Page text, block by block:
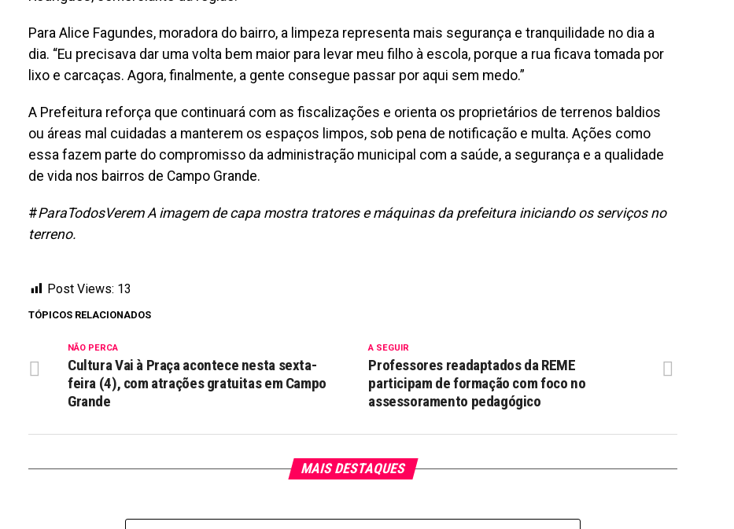
Para Alice Fagundes, moradora do bairro, a limpeza representa mais segurança e tranquilidade no dia a
dia. “Eu precisava dar uma volta bem maior para levar meu filho à escola, porque a rua ficava tomada por
lixo e carcaças. Agora, finalmente, a gente consegue passar por aqui sem medo.”
A Prefeitura reforça que continuará com as fiscalizações e orienta os proprietários de terrenos baldios
ou áreas mal cuidadas a manterem os espaços limpos, sob pena de notificação e multa. Ações como
essa fazem parte do compromisso da administração municipal com a saúde, a segurança e a qualidade
de vida nos bairros de Campo Grande.
#ParaTodosVerem A imagem de capa mostra tratores e máquinas da prefeitura iniciando os serviços no
terreno.
Post Views: 13
TÓPICOS RELACIONADOS
A SEGUIR
Professores readaptados da REME
participam de formação com foco no
assessoramento pedagógico
NÃO PERCA
Cultura Vai à Praça acontece nesta sexta-
feira (4), com atrações gratuitas em Campo
Grande
MAIS DESTAQUES